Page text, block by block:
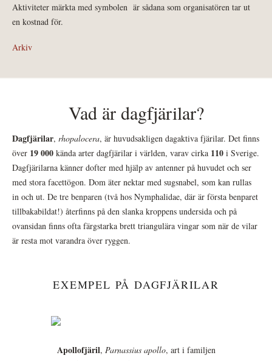
Aktiviteter märkta med symbolen är sådana som organisatören tar ut
en kostnad för.
Arkiv
Vad är dagfjärilar?
Dagfjärilar, rhopalocera, är huvudsakligen dagaktiva fjärilar. Det finns
över 19 000 kända arter dagfjärilar i världen, varav cirka 110 i Sverige.
Dagfjärilarna känner dofter med hjälp av antenner på huvudet och ser
med stora facettögon. Dom äter nektar med sugsnabel, som kan rullas
in och ut. De tre benparen (två hos Nymphalidae, där är första benparet
tillbakabildat!) återfinns på den slanka kroppens undersida och på
ovansidan finns ofta färgstarka brett triangulära vingar som när de vilar
är resta mot varandra över ryggen.
EXEMPEL PÅ DAGFJÄRILAR
Apollofjäril, Parnassius apollo, art i familjen